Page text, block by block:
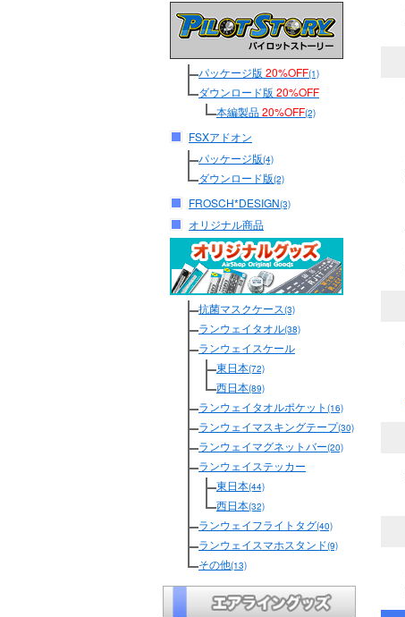
パッケージ版 20%OFF(1)
ダウンロード版 20%OFF
本編製品20%OFF(2)
FSXアドオン
パッケージ版(4)
ダウンロード版(2)
FROSCH*DESIGN(3)
オリジナル商品
抗菌マスクケース(3)
ランウェイタオル(38)
ランウェイスケール
東日本(72)
西日本(89)
ランウェイタオルポケット (16)
ランウェイマスキングテープ(30)
ランウェイマグネットバー(20)
ランウェイステッカー
東日本(44)
西日本(32)
ランウェイフライトタグ(40)
ランウェイスマホスタンド(9)
その他(13)